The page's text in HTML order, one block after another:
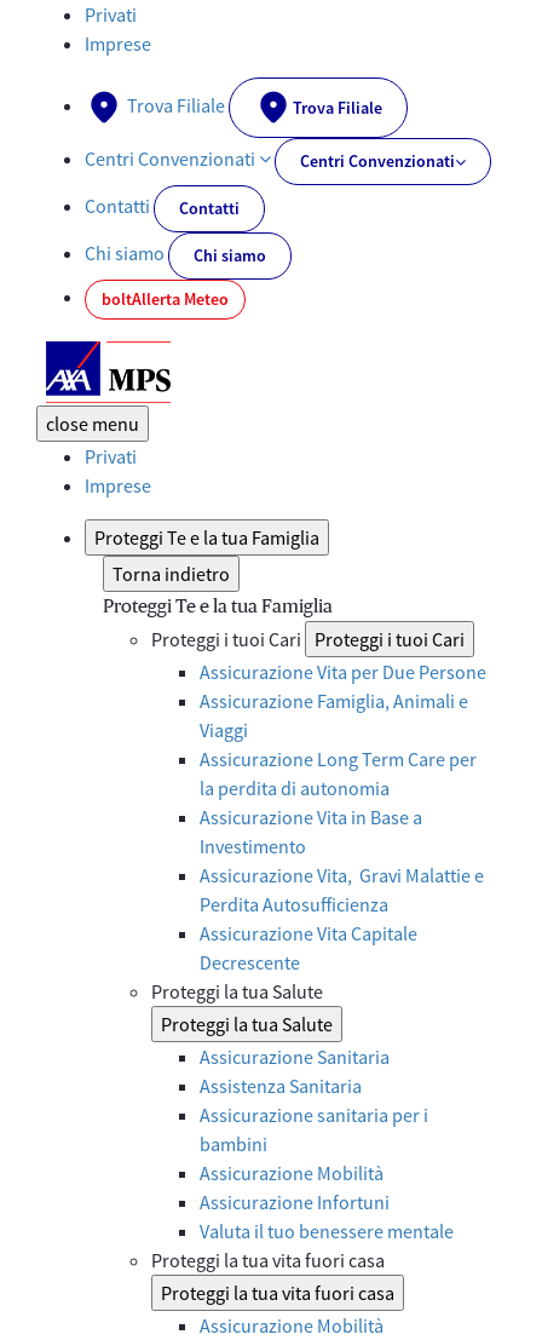
Documenti PRIIPs - AXA-MPS.IT
Privati
Imprese
Trova Filiale Trova Filiale
Centri Convenzionati Centri Convenzionati
Contatti Contatti
Chi siamo
Chi siamo
boltAllerta Meteo
close menu
Privati
Imprese
Proteggi Te e la tua Famiglia
Torna indietro
Proteggi Te e la tua Famiglia
Proteggi i tuoi Cari
Proteggi i tuoi Cari
Assicurazione Vita per Due Persone
Assicurazione Famiglia, Animali e
Viaggi
Assicurazione Long Term Care per
la perdita di autonomia
Assicurazione Vita in Base a
Investimento
Assicurazione Vita, Gravi Malattie e
Perdita Autosufficienza
Assicurazione Vita Capitale
Decrescente
Proteggi la tua Salute
Proteggi la tua Salute
Assicurazione Sanitaria
Assistenza Sanitaria
Assicurazione sanitaria per i
bambini
Assicurazione Mobilità
Assicurazione Infortuni
Valuta il tuo benessere mentale
Proteggi la tua vita fuori casa
Proteggi la tua vita fuori casa
Assicurazione Mobilità